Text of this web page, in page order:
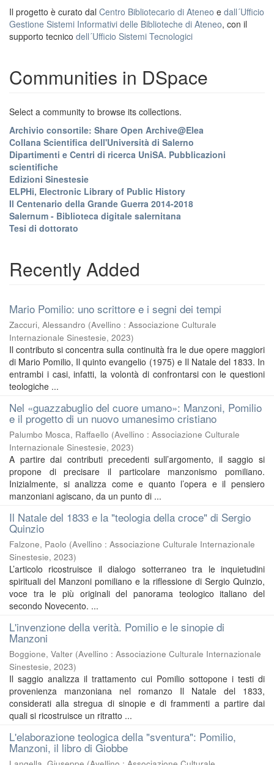
Il progetto è curato dal Centro Bibliotecario di Ateneo e dall´Ufficio
Gestione Sistemi Informativi delle Biblioteche di Ateneo, con il
supporto tecnico dell´Ufficio Sistemi Tecnologici
Communities in DSpace
Select a community to browse its collections.
Archivio consortile: Share Open Archive@Elea
Collana Scientifica dell'Università di Salerno
Dipartimenti e Centri di ricerca UniSA. Pubblicazioni
scientifiche
Edizioni Sinestesie
ELPHi, Electronic Library of Public History
Il Centenario della Grande Guerra 2014-2018
Salernum - Biblioteca digitale salernitana
Tesi di dottorato
Recently Added
Mario Pomilio: uno scrittore e i segni dei tempi
Zaccuri, Alessandro (Avellino : Associazione Culturale
Internazionale Sinestesie, 2023)
Il contributo si concentra sulla continuità fra le due opere maggiori
di Mario Pomilio, Il quinto evangelio (1975) e Il Natale del 1833. In
entrambi i casi, infatti, la volontà di confrontarsi con le questioni
teologiche ...
Nel «guazzabuglio del cuore umano»: Manzoni, Pomilio
e il progetto di un nuovo umanesimo cristiano
Palumbo Mosca, Raffaello (Avellino : Associazione Culturale
Internazionale Sinestesie, 2023)
A partire dai contributi precedenti sull’argomento, il saggio si
propone di precisare il particolare manzonismo pomiliano.
Inizialmente, si analizza come e quanto l’opera e il pensiero
manzoniani agiscano, da un punto di ...
Il Natale del 1833 e la "teologia della croce" di Sergio
Quinzio
Falzone, Paolo (Avellino : Associazione Culturale Internazionale
Sinestesie, 2023)
L’articolo ricostruisce il dialogo sotterraneo tra le inquietudini
spirituali del Manzoni pomiliano e la riflessione di Sergio Quinzio,
voce tra le più originali del panorama teologico italiano del
secondo Novecento. ...
L'invenzione della verità. Pomilio e le sinopie di
Manzoni
Boggione, Valter (Avellino : Associazione Culturale Internazionale
Sinestesie, 2023)
Il saggio analizza il trattamento cui Pomilio sottopone i testi di
provenienza manzoniana nel romanzo Il Natale del 1833,
considerati alla stregua di sinopie e di frammenti a partire dai
quali si ricostruisce un ritratto ...
L'elaborazione teologica della "sventura": Pomilio,
Manzoni, il libro di Giobbe